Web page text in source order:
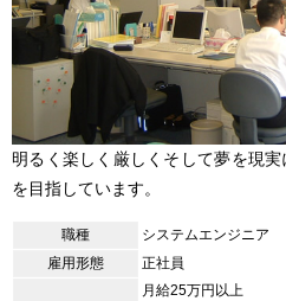
明るく楽しく厳しくそして夢を現
を目指しています。
職種
システムエンジニア
雇用形態
正社員
月給25万円以上